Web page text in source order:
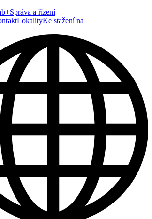
Správa a řízení
LokalityKe stažení na